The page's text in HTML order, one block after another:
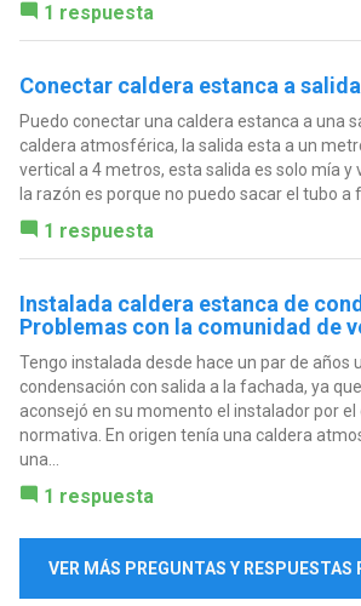
1 respuesta
Conectar caldera estanca a
Puedo conectar una caldera estanca a una
caldera atmosférica, la salida esta a un
vertical a 4 metros, esta salida es solo mía y
la razón es porque no puedo sacar el tubo a
1 respuesta
Instalada caldera estanca de
Problemas con la comunidad de
Tengo instalada desde hace un par de años
condensación con salida a la fachada, ya
aconsejó en su momento el instalador por el
normativa. En origen tenía una caldera
una...
1 respuesta
VER MÁS PREGUNTAS Y RESPUESTAS